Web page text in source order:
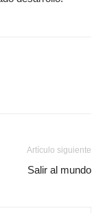
Artículo siguiente
Salir al mundo